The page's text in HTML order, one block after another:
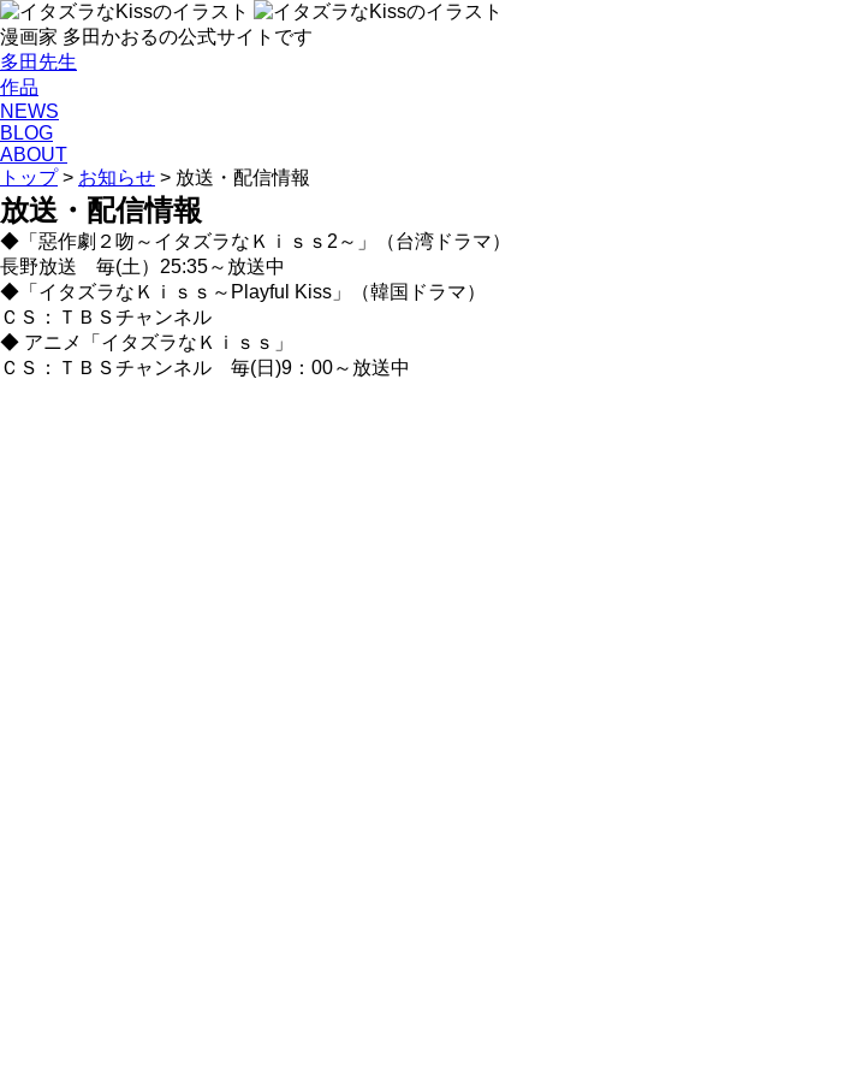
漫画家 多田かおるの公式サイトです
多田先生
作品
NEWS
BLOG
ABOUT
トップ> お知らせ > 放送・配信情報
放送・配信情報
◆「惡作劇２吻～イタズラなＫｉｓｓ2～」（台湾ドラマ）
長野放送 毎(土）25:35～放送中
◆「イタズラなＫｉｓｓ～Playful Kiss」（韓国ドラマ）
ＣＳ：ＴＢＳチャンネル
◆ アニメ「イタズラなＫｉｓｓ」
ＣＳ：ＴＢＳチャンネル 毎(日)9：00～放送中